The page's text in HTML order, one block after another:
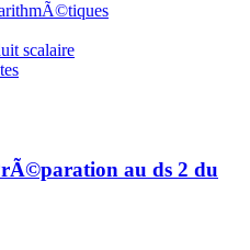
scalaire
au ds 2 du